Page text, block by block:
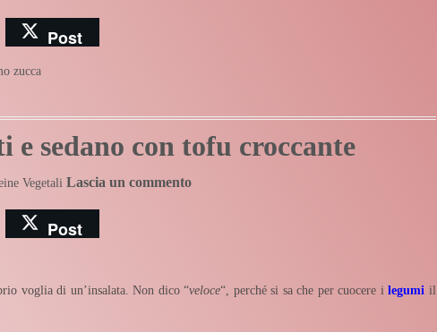
Post
zucca
sedano con tofu croccante
Vegetali Lascia un commento
Post
voglia di un’insalata. Non dico “veloce“, perché si sa che per cuocere ilegumi il